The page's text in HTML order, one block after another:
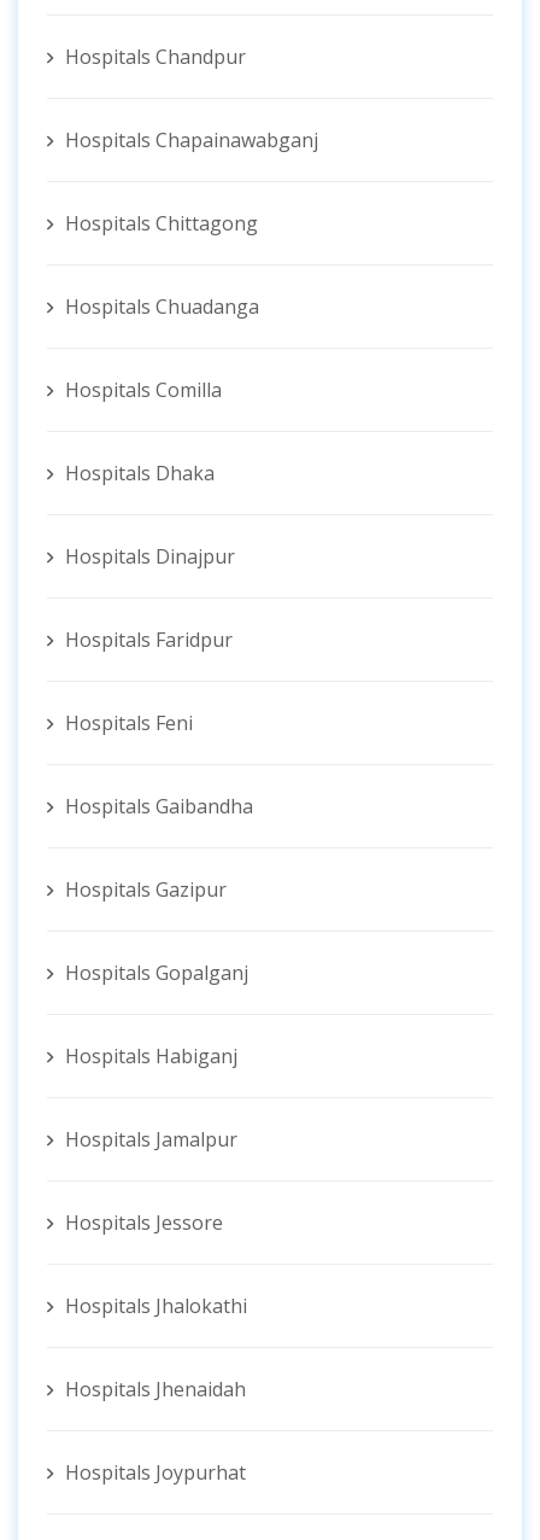
Hospitals Chandpur
Hospitals Chapainawabganj
Hospitals Chittagong
Hospitals Chuadanga
Hospitals Comilla
Hospitals Dhaka
Hospitals Dinajpur
Hospitals Faridpur
Hospitals Feni
Hospitals Gaibandha
Hospitals Gazipur
Hospitals Gopalganj
Hospitals Habiganj
Hospitals Jamalpur
Hospitals Jessore
Hospitals Jhalokathi
Hospitals Jhenaidah
Hospitals Joypurhat